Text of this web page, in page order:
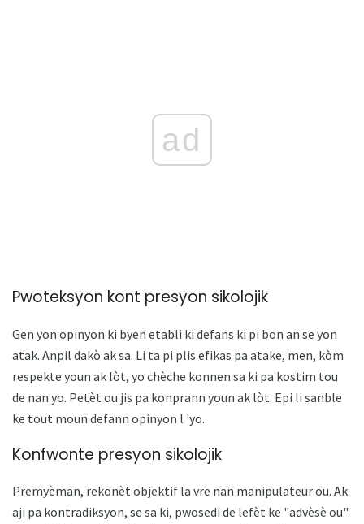
ad
Pwoteksyon kont presyon sikolojik
Gen yon opinyon ki byen etabli ki defans ki pi bon an se yon
atak. Anpil dakò ak sa. Li ta pi plis efikas pa atake, men, kòm
respekte youn ak lòt, yo chèche konnen sa ki pa kostim tou
de nan yo. Petèt ou jis pa konprann youn ak lòt. Epi li sanble
ke tout moun defann opinyon l 'yo.
Konfwonte presyon sikolojik
Premyèman, rekonèt objektif la vre nan manipulateur ou. Ak
aji pa kontradiksyon, se sa ki, pwosedi de lefèt ke "advèsè ou"